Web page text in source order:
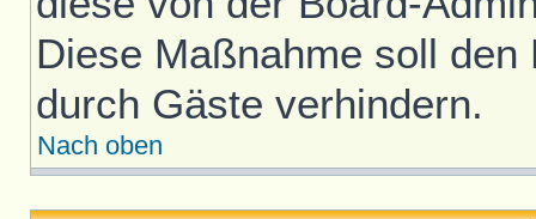
Diese Maßnahme soll
durch Gäste verhindern.
Nach oben